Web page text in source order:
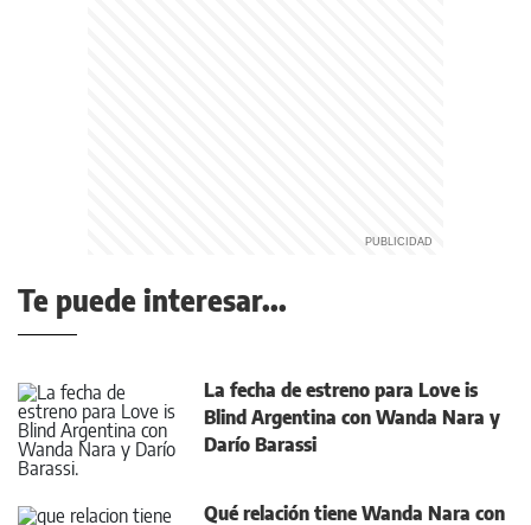
Te puede interesar...
La fecha de estreno para Love is
Blind Argentina con Wanda Nara y
Darío Barassi
Qué relación tiene Wanda Nara con